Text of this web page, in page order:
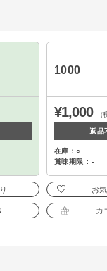
1000
¥1,000 （
返品
在庫：○
賞味期限：-
お
カ